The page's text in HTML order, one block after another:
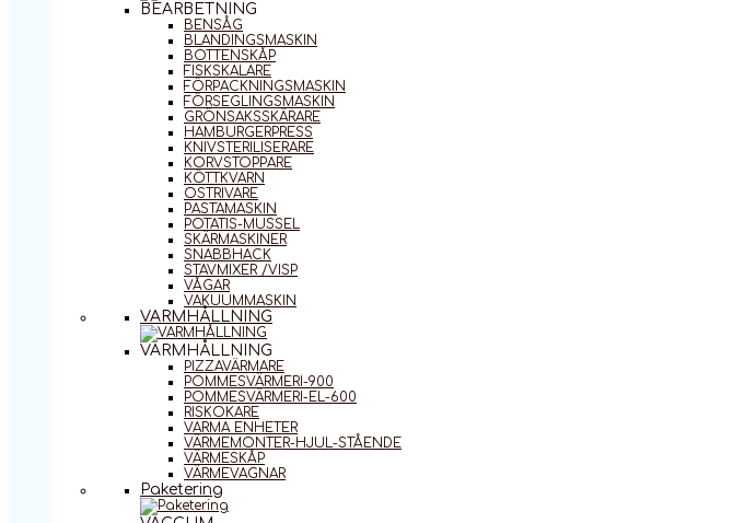
BEARBETNING
BENSÅG
BLANDINGSMASKIN
BOTTENSKÅP
FISKSKALARE
FÖRPACKNINGSMASKIN
FÖRSEGLINGSMASKIN
GRÖNSAKSSKÄRARE
HAMBURGERPRESS
KNIVSTERILISERARE
KORVSTOPPARE
KÖTTKVARN
OSTRIVARE
PASTAMASKIN
POTATIS-MUSSEL
SKÄRMASKINER
SNABBHACK
STAVMIXER /VISP
VÅGAR
VAKUUMMASKIN
VARMHÅLLNING
VARMHÅLLNING
PIZZAVÄRMARE
POMMESVÄRMERI-900
POMMESVÄRMERI-EL-600
RISKOKARE
VARMA ENHETER
VÄRMEMONTER-HJUL-STÅENDE
VÄRMESKÅP
VÄRMEVAGNAR
Paketering